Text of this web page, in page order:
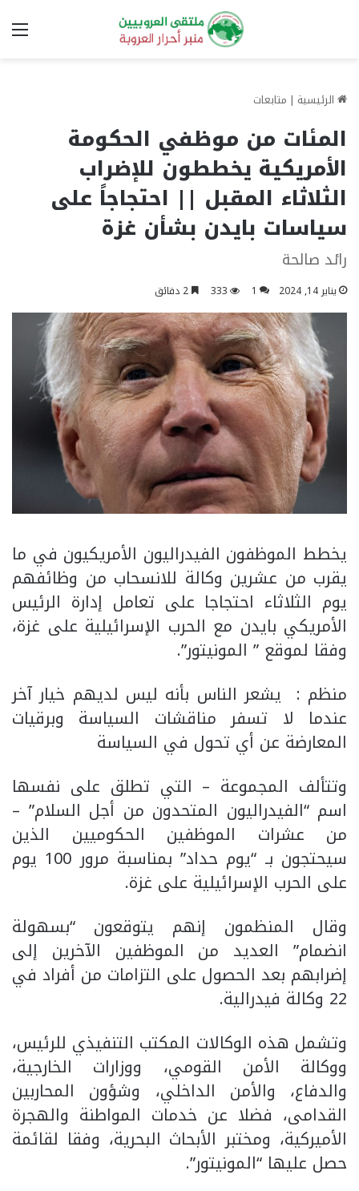
الرئيسية | متابعات
المئات من موظفي الحكومة
الأمريكية يخططون للإضراب
الثلاثاء المقبل || احتجاجاً على
سياسات بايدن بشأن غزة
رائد صالحة
يناير 14, 2024 1
333
يخطط الموظفون الفيدراليون الأمريكيون في ما
يقرب من عشرين وكالة للانسحاب من وظائفهم
يوم الثلاثاء احتجاجا على تعامل إدارة الرئيس
الأمريكي بايدن مع الحرب الإسرائيلية على غزة،
وفقا لموقع ” المونيتور”.
منظم : يشعر الناس بأنه ليس لديهم خيار آخر
عندما لا تسفر مناقشات السياسة وبرقيات
المعارضة عن أي تحول في السياسة
وتتألف المجموعة – التي تطلق على نفسها
اسم “الفيدراليون المتحدون من أجل السلام” –
من عشرات الموظفين الحكوميين الذين
سيحتجون بـ “يوم حداد” بمناسبة مرور 100 يوم
على الحرب الإسرائيلية على غزة.
وقال المنظمون إنهم يتوقعون “بسهولة
انضمام” العديد من الموظفين الآخرين إلى
إضرابهم بعد الحصول على التزامات من أفراد في
22 وكالة فيدرالية.
وتشمل هذه الوكالات المكتب التنفيذي للرئيس،
ووكالة الأمن القومي، ووزارات الخارجية،
والدفاع، والأمن الداخلي، وشؤون المحاربين
القدامى، فضلا عن خدمات المواطنة والهجرة
الأميركية، ومختبر الأبحاث البحرية، وفقا لقائمة
حصل عليها “المونيتور”.